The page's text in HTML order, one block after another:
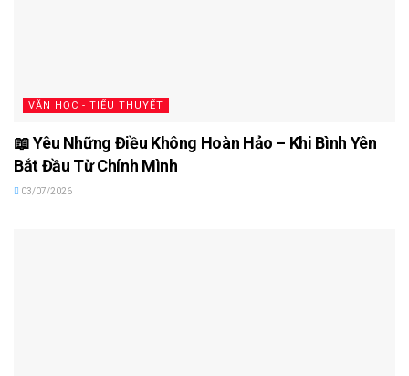
VĂN HỌC - TIỂU THUYẾT
📖 Yêu Những Điều Không Hoàn Hảo – Khi Bình Yên
Bắt Đầu Từ Chính Mình
03/07/2026